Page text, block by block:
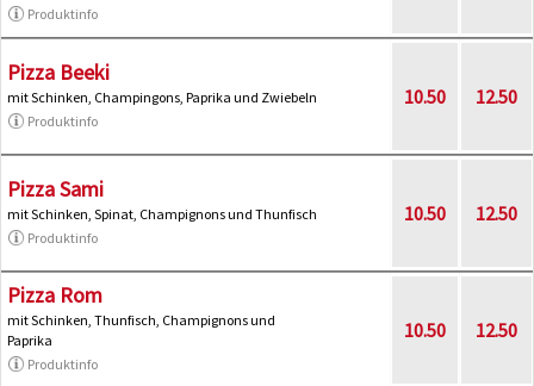
Produktinfo
Pizza Beeki
mit Schinken, Champingons, Paprika und Zwiebeln
Produktinfo
10.50 12.50
Pizza Sami
mit Schinken, Spinat, Champignons und Thunfisch
Produktinfo
10.50 12.50
Pizza Rom
mit Schinken, Thunfisch, Champignons und
Paprika
Produktinfo
10.50 12.50